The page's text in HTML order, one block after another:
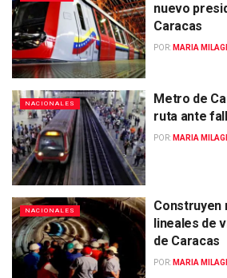
nuevo
Caracas
POR: MARIA
NACIONALES
Metro de
ruta ante
POR: MARIA
NACIONALES
Construyen
lineales de
de Caracas
POR: MARIA